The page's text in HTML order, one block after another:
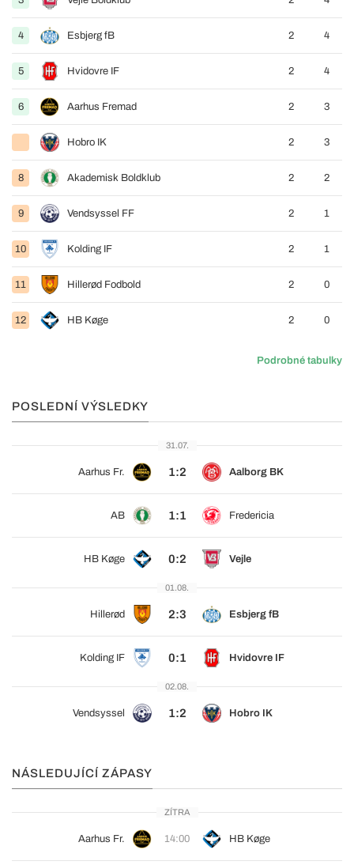
4 Esbjerg fB 2 4
5 Hvidovre IF 2 4
6 Aarhus Fremad 2 3
Hobro IK 2 3
8 Akademisk Boldklub 2 2
9 Vendsyssel FF 2 1
10 Kolding IF 2 1
11 Hillerød Fodbold 2 0
12 HB Køge 2 0
Podrobné tabulky
POSLEDNÍ VÝSLEDKY
31.07.
Aarhus Fr. 1:2 Aalborg BK
AB 1:1 Fredericia
HB Køge 0:2 Vejle
01.08.
Hillerød 2:3 Esbjerg fB
Kolding IF 0:1 Hvidovre IF
02.08.
Vendsyssel 1:2 Hobro IK
NÁSLEDUJÍCÍ ZÁPASY
ZÍTRA
Aarhus Fr. 14:00 HB Køge